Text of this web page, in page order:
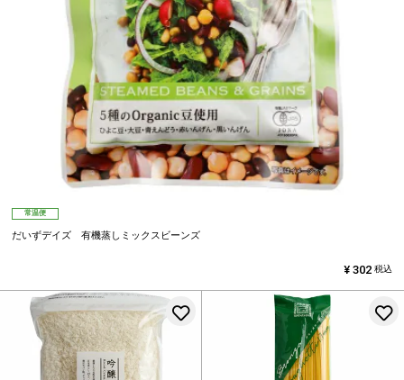
常温便
だいずデイズ 有機蒸しミックスビーンズ
¥ 302 税込
お気に入りに登録する